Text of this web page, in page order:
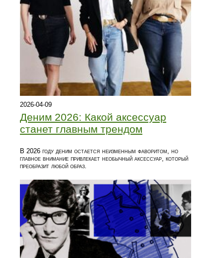
2026-04-09
Деним 2026: Какой аксессуар
станет главным трендом
В 2026 году деним остается неизменным фаворитом, но
главное внимание привлекает необычный аксессуар, который
преобразит любой образ.